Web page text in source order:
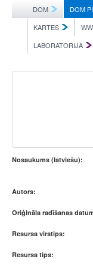
DOM DOM
KARTES
LABORATORIJA
Nosaukums (latviešu):
Autors:
Oriģināla radīšanas
Resursa virstips:
Resursa tips: